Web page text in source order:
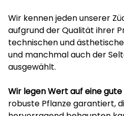
Wir kennen jeden unserer
aufgrund der Qualität ihrer
technischen und
und manchmal auch der
ausgewählt.
Wir legen Wert auf eine
robuste Pflanze garantiert,